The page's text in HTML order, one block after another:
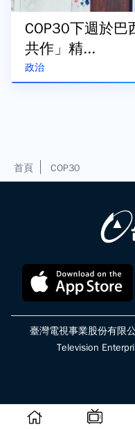
政治
COP30下週於巴
共作」精...
首頁 COP30
臺灣電視事業股份有限
Television